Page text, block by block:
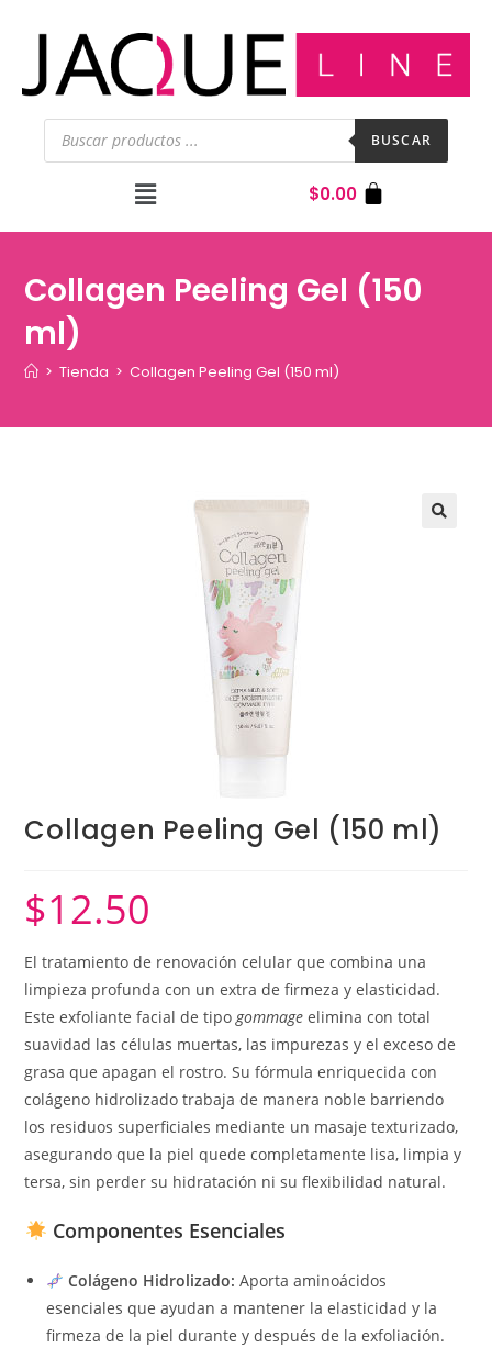
BUSCAR
$0.00
Collagen Peeling Gel (150
ml)
> Tienda > Collagen Peeling Gel (150 ml)
Collagen Peeling Gel (150 ml)
$12.50
El tratamiento de renovación celular que combina una
limpieza profunda con un extra de firmeza y elasticidad.
Este exfoliante facial de tipogommage elimina con total
suavidad las células muertas, las impurezas y el exceso de
grasa que apagan el rostro. Su fórmula enriquecida con
colágeno hidrolizado trabaja de manera noble barriendo
los residuos superficiales mediante un masaje texturizado,
asegurando que la piel quede completamente lisa, limpia y
tersa, sin perder su hidratación ni su flexibilidad natural.
Componentes Esenciales
Colágeno Hidrolizado: Aporta aminoácidos
esenciales que ayudan a mantener la elasticidad y la
firmeza de la piel durante y después de la exfoliación.